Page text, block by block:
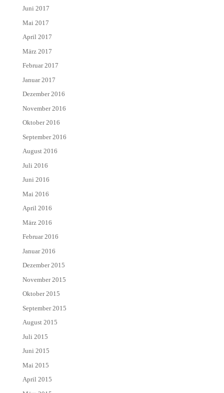
Juni 2017
Mai 2017
April 2017
März 2017
Februar 2017
Januar 2017
Dezember 2016
November 2016
Oktober 2016
September 2016
August 2016
Juli 2016
Juni 2016
Mai 2016
April 2016
März 2016
Februar 2016
Januar 2016
Dezember 2015
November 2015
Oktober 2015
September 2015
August 2015
Juli 2015
Juni 2015
Mai 2015
April 2015